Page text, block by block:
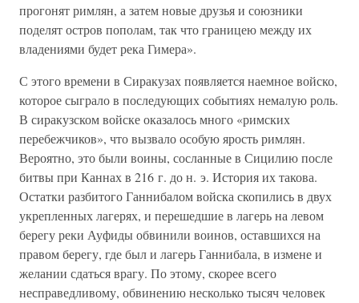
прогонят римлян, а затем новые друзья и союзники
поделят остров пополам, так что границею между их
владениями будет река Гимера».
С этого времени в Сиракузах появляется наемное войско,
которое сыграло в последующих событиях немалую роль.
В сиракузском войске оказалось много «римских
перебежчиков», что вызвало особую ярость римлян.
Вероятно, это были воины, сосланные в Сицилию после
битвы при Каннах в 216 г. до н. э. История их такова.
Остатки разбитого Ганнибалом войска скопились в двух
укрепленных лагерях, и перешедшие в лагерь на левом
берегу реки Ауфиды обвинили воинов, оставшихся на
правом берегу, где был и лагерь Ганнибала, в измене и
желании сдаться врагу. По этому, скорее всего
несправедливому, обвинению несколько тысяч человек